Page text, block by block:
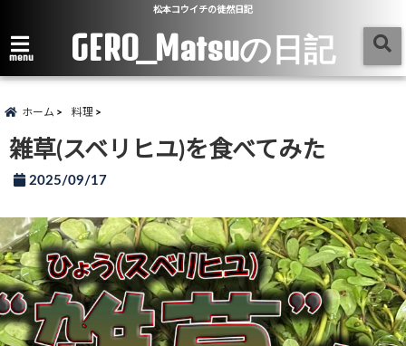
松本コウイチの徒然日記
menu GERO_Matsuの日記
ホーム 料理
雑草(スベリヒユ)を食べてみた
2025/09/17